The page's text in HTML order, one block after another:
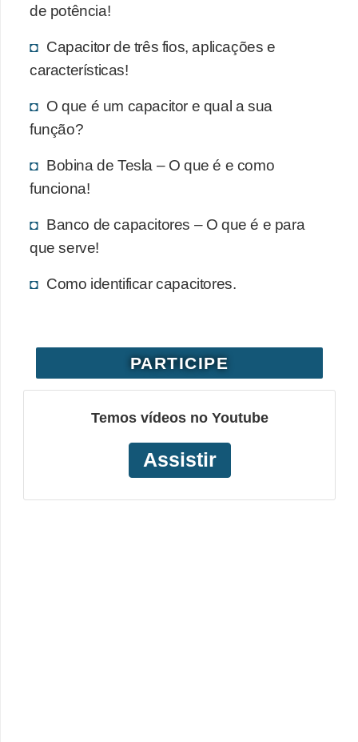
de potência!
Capacitor de três fios, aplicações e
características!
O que é um capacitor e qual a sua
função?
Bobina de Tesla – O que é e como
funciona!
Banco de capacitores – O que é e para
que serve!
Como identificar capacitores.
PARTICIPE
Temos vídeos no Youtube
Assistir